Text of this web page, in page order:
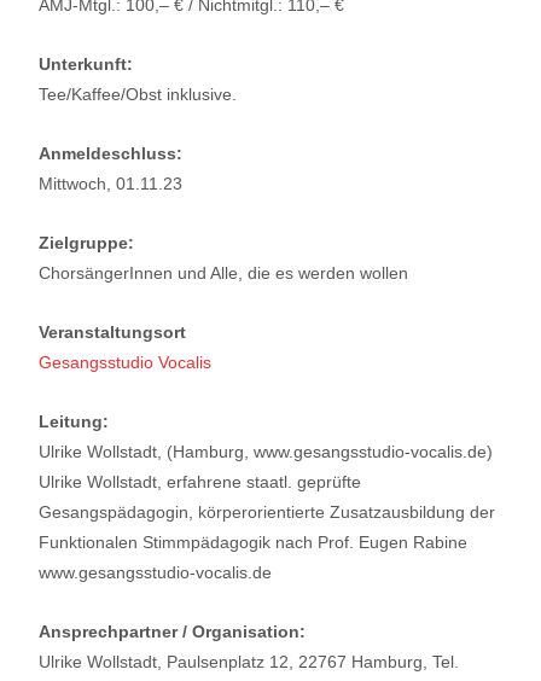
AMJ-Mtgl.: 100,– € / Nichtmitgl.: 110,– €
Unterkunft:
Tee/Kaffee/Obst inklusive.
Anmeldeschluss:
Mittwoch, 01.11.23
Zielgruppe:
ChorsängerInnen und Alle, die es werden wollen
Veranstaltungsort
Gesangsstudio Vocalis
Leitung:
Ulrike Wollstadt, (Hamburg, www.gesangsstudio-vocalis.de)
Ulrike Wollstadt, erfahrene staatl. geprüfte
Gesangspädagogin, körperorientierte Zusatzausbildung der
Funktionalen Stimmpädagogik nach Prof. Eugen Rabine
www.gesangsstudio-vocalis.de
Ansprechpartner / Organisation:
Ulrike Wollstadt, Paulsenplatz 12, 22767 Hamburg, Tel.